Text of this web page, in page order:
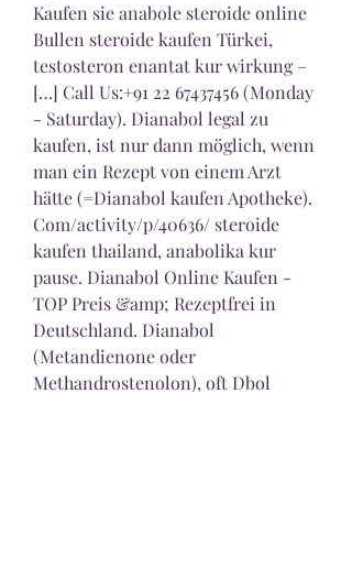
Kaufen sie anabole steroide online
Bullen steroide kaufen Türkei,
testosteron enantat kur wirkung –
[…] Call Us:+91 22 67437456 (Monday
- Saturday). Dianabol legal zu
kaufen, ist nur dann möglich, wenn
man ein Rezept von einem Arzt
hätte (=Dianabol kaufen Apotheke).
Com/activity/p/40636/ steroide
kaufen thailand, anabolika kur
pause. Dianabol Online Kaufen -
TOP Preis &amp; Rezeptfrei in
Deutschland. Dianabol
(Metandienone oder
Methandrostenolon), oft Dbol